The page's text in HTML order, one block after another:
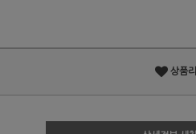
상품